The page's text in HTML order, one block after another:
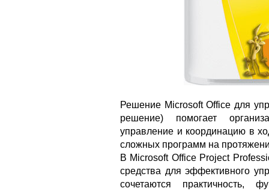
Решение Microsoft Office для
решение) помогает
управление и координацию в
сложных программ на
В Microsoft Office Project
средства для эффективного
сочетаются практичность,